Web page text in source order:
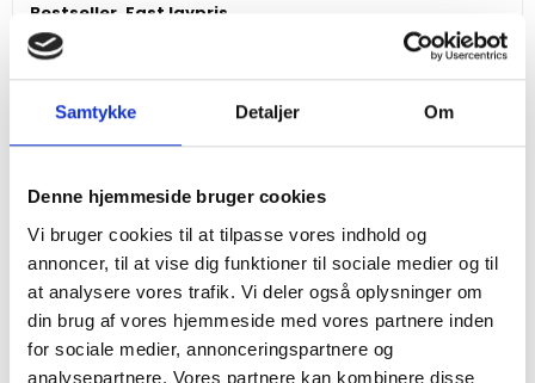
Samtykke Detaljer Om
Denne hjemmeside bruger cookies
Vi bruger cookies til at tilpasse vores indhold og
annoncer, til at vise dig funktioner til sociale medier og til
at analysere vores trafik. Vi deler også oplysninger om
din brug af vores hjemmeside med vores partnere inden
for sociale medier, annonceringspartnere og
analysepartnere. Vores partnere kan kombinere disse
Bestseller. Fast lavpris